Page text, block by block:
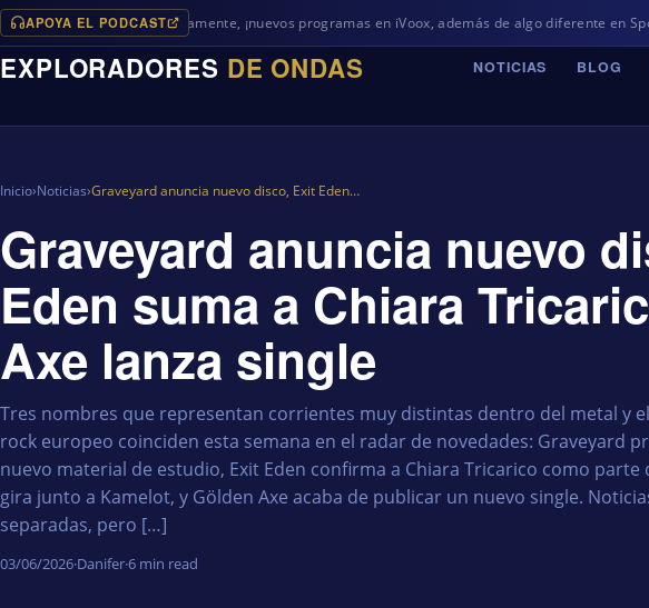
APOYA EL PODCAST
Próximamente, ¡nuevos programas en iVoox, además de algo diferente en Spotify y
EXPLORADORES DE ONDAS NOTICIAS BLOG
Inicio›Noticias›Graveyard anuncia nuevo disco, Exit Eden…
Graveyard anuncia nuevo
Eden suma a Chiara
Axe lanza single
Tres nombres que representan corrientes muy distintas dentro del metal y
rock europeo coinciden esta semana en el radar de novedades: Graveyard
nuevo material de estudio, Exit Eden confirma a Chiara Tricarico como parte
gira junto a Kamelot, y Gölden Axe acaba de publicar un nuevo single.
separadas, pero […]
03/06/2026·Danifer·6 min read